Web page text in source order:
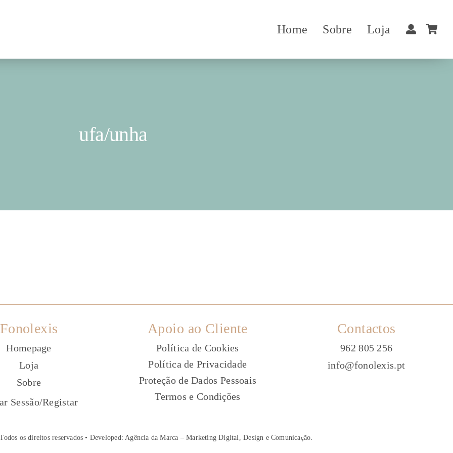
Home Sobre Loja
ufa/unha
Fonolexis
Homepage
Loja
Sobre
Sessão/Registar
Apoio ao Cliente
Política de Cookies
Política de Privacidade
Proteção de Dados Pessoais
Termos e Condições
Contactos
962 805 256
info@fonolexis.pt
os direitos reservados • Developed:Agência da Marca – Marketing Digital, Design e Comunicação.